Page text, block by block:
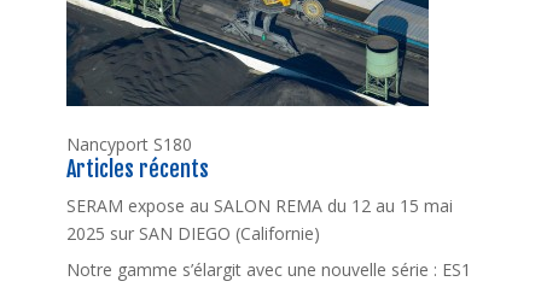
Nancyport S180
Articles récents
SERAM expose au SALON REMA du 12 au 15 mai
2025 sur SAN DIEGO (Californie)
Notre gamme s’élargit avec une nouvelle série : ES1